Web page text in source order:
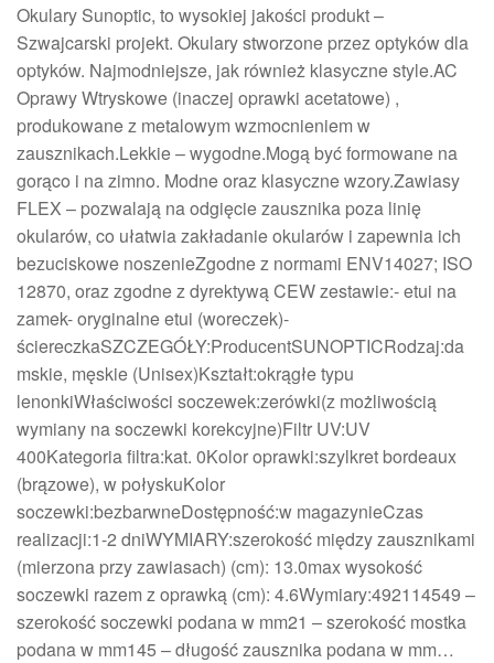
Okulary Sunoptic, to wysokiej jakości produkt –
Szwajcarski projekt. Okulary stworzone przez optyków dla
optyków. Najmodniejsze, jak również klasyczne style.AC
Oprawy Wtryskowe (inaczej oprawki acetatowe) ,
produkowane z metalowym wzmocnieniem w
zausznikach.Lekkie – wygodne.Mogą być formowane na
gorąco i na zimno. Modne oraz klasyczne wzory.Zawiasy
FLEX – pozwalają na odgięcie zausznika poza linię
okularów, co ułatwia zakładanie okularów i zapewnia ich
bezuciskowe noszenieZgodne z normami ENV14027; ISO
12870, oraz zgodne z dyrektywą CEW zestawie:- etui na
zamek- oryginalne etui (woreczek)-
ściereczkaSZCZEGÓŁY:ProducentSUNOPTICRodzaj:da
mskie, męskie (Unisex)Kształt:okrągłe typu
lenonkiWłaściwości soczewek:zerówki(z możliwością
wymiany na soczewki korekcyjne)Filtr UV:UV
400Kategoria filtra:kat. 0Kolor oprawki:szylkret bordeaux
(brązowe), w połyskuKolor
soczewki:bezbarwneDostępność:w magazynieCzas
realizacji:1-2 dniWYMIARY:szerokość między zausznikami
(mierzona przy zawiasach) (cm): 13.0max wysokość
soczewki razem z oprawką (cm): 4.6Wymiary:492114549 –
szerokość soczewki podana w mm21 – szerokość mostka
podana w mm145 – długość zausznika podana w mm…